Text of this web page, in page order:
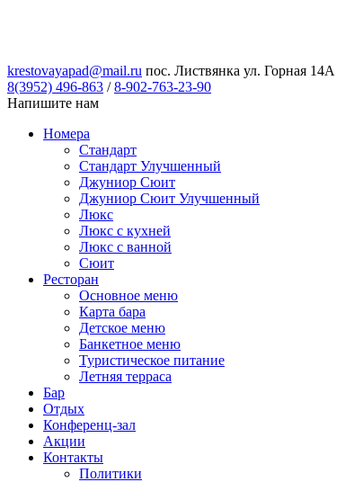
krestovayapad@mail.ru пос. Листвянка ул. Горная 14А
8(3952) 496-863 / 8-902-763-23-90
Напишите нам
Номера
Стандарт
Стандарт Улучшенный
Джуниор Сюит
Джуниор Сюит Улучшенный
Люкс
Люкс с кухней
Люкс с ванной
Сюит
Ресторан
Основное меню
Карта бара
Детское меню
Банкетное меню
Туристическое питание
Летняя терраса
Бар
Отдых
Конференц-зал
Акции
Контакты
Политики